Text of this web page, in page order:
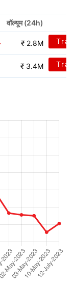
वॉल्यूम (24h)
₹ 2.8M
₹ 3.4M